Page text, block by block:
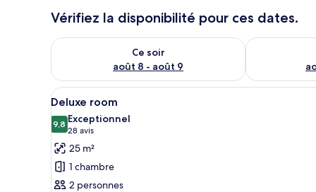
s
Vérifiez la disponibilité pour ces dates.
Ce soir
août 8 - août 9
Vérifier la disponibilité pour ce soir août 8 - août 9
Vérifier la
Afficher
toutes
les
photos
pour
ce
Une chambre à coucher avec
10
Deluxe room
9,89,8 sur 10
Exceptionnel
28 avis
(28 avis)
25 m²
1 chambre
2 personnes